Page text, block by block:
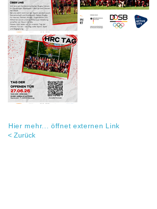
Hier mehr... öffnet externen Link
< Zurück